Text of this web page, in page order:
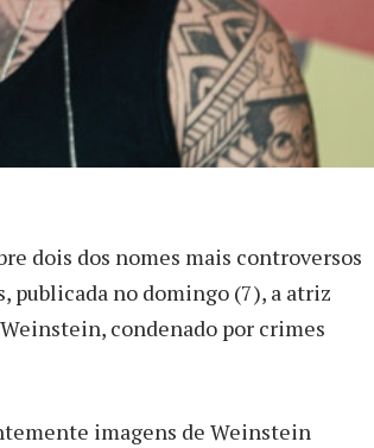
dois dos nomes mais controversos
publicada no domingo (7), a atriz
condenado por crimes
imagens de Weinstein